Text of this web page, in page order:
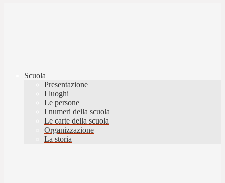
Scuola
Presentazione
I luoghi
Le persone
I numeri della scuola
Le carte della scuola
Organizzazione
La storia